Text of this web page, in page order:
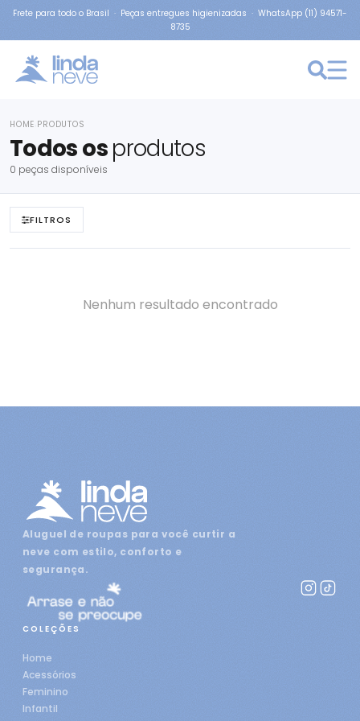
Frete para todo o Brasil · Peças entregues higienizadas · WhatsApp (11) 94571-
8735
HOME PRODUTOS
Todos osprodutos
0 peças disponíveis
FILTROS
Nenhum resultado encontrado
Aluguel de roupas para você curtir a
neve com estilo, conforto e
segurança.
COLEÇÕES
Home
Acessórios
Feminino
Infantil